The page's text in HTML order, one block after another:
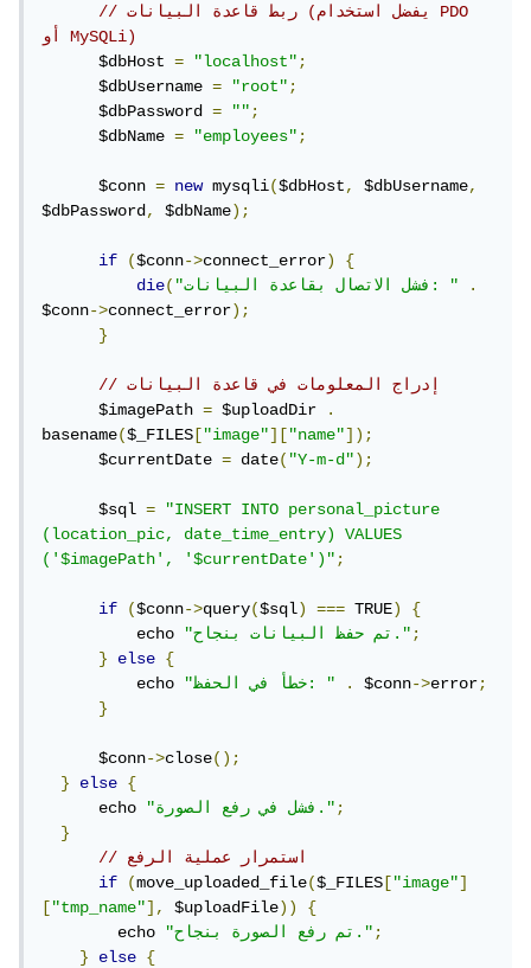
// ربط قاعدة البيانات (يفضل استخدام PDO
أو MySQLi)
      $dbHost
= "localhost";
      $dbUsername
= "root";
      $dbPassword
= "";
      $dbName
= "employees";
      $conn
= new mysqli($dbHost, $dbUsername,
$dbPassword, $dbName);
if ($conn->connect_error)
{
die( "فشل الاتصال بقاعدة البيانات: "
.
$conn->connect_error);
}
// إدراج المعلومات في قاعدة البيانات
      $imagePath
= $uploadDir .
basename($_FILES["image"]["name"]);
      $currentDate
= date("Y-m-d");
      $sql
=
"INSERT INTO personal_picture
(location_pic, date_time_entry) VALUES
('$imagePath', '$currentDate')";
if ($conn->query($sql) === TRUE)
{
          echo
"تم حفظ البيانات بنجاح.";
}
else
{
          echo
"خطأ في الحفظ: " . $conn->error;
}
      $conn
->close();
}
else
{
      echo
"فشل في رفع الصورة.";
}
// استمرار عملية الرفع
if
(move_uploaded_file($_FILES["image"]
["tmp_name"], $uploadFile))
{
        echo
"تم رفع الصورة بنجاح.";
}
else
{